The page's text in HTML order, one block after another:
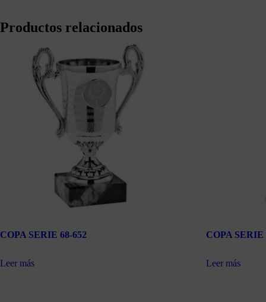
Productos relacionados
COPA SERIE 68-652
Leer más
COPA SERIE
Leer más